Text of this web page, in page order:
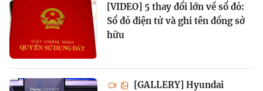
[VIDEO] 5 thay đổi lớn về sổ đỏ:
Sổ đỏ điện tử và ghi tên đồng sở
hữu
[GALLERY] Hyundai